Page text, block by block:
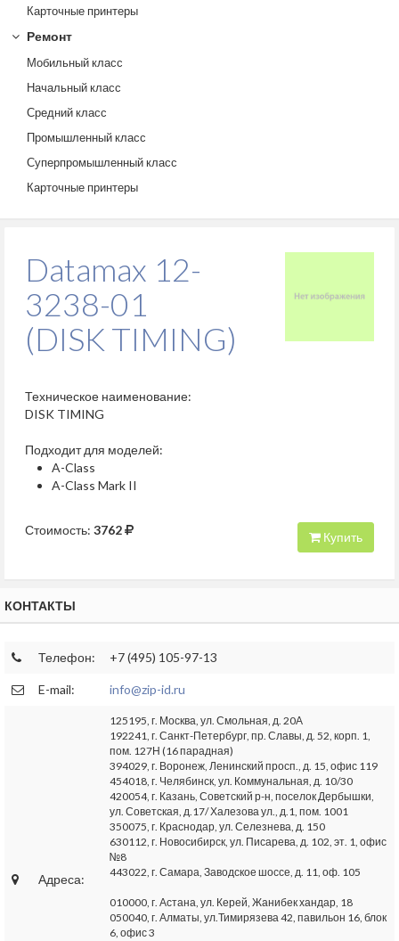
Карточные принтеры
Ремонт
Мобильный класс
Начальный класс
Средний класс
Промышленный класс
Суперпромышленный класс
Карточные принтеры
Datamax 12-
3238-01
(DISK TIMING)
Техническое наименование:
DISK TIMING
Подходит для моделей:
A-Class
A-Class Mark II
Стоимость: 3762 Купить
КОНТАКТЫ
Телефон: +7 (495) 105-97-13
E-mail: info@zip-id.ru
Адреса:
125195, г. Москва, ул. Смольная, д. 20А
192241, г. Санкт-Петербург, пр. Славы, д. 52, корп. 1,
пом. 127Н (16 парадная)
394029, г. Воронеж, Ленинский просп., д. 15, офис 119
454018, г. Челябинск, ул. Коммунальная, д. 10/30
420054, г. Казань, Советский р-н, поселок Дербышки,
ул. Советская, д.17/ Халезова ул., д.1, пом. 1001
350075, г. Краснодар, ул. Селезнева, д. 150
630112, г. Новосибирск, ул. Писарева, д. 102, эт. 1, офис
№8
443022, г. Самара, Заводское шоссе, д. 11, оф. 105
010000, г. Астана, ул. Керей, Жанибек хандар, 18
050040, г. Алматы, ул.Тимирязева 42, павильон 16, блок
6, офис 3